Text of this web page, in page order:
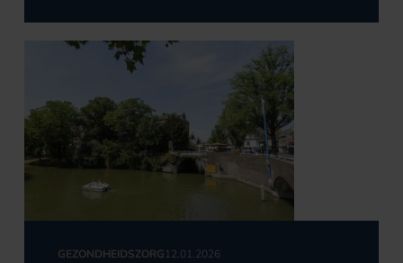
GEZONDHEIDSZORG12.01.2026